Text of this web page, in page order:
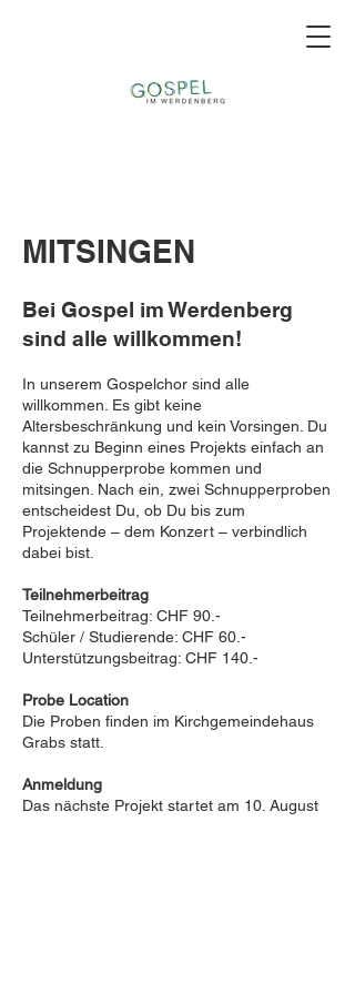
MITSINGEN
Bei Gospel im Werdenberg
sind alle willkommen!
In unserem Gospelchor sind alle
willkommen. Es gibt keine
Altersbeschränkung und kein Vorsingen. Du
kannst zu Beginn eines Projekts einfach an
die Schnupperprobe kommen und
mitsingen. Nach ein, zwei Schnupperproben
entscheidest Du, ob Du bis zum
Projektende – dem Konzert – verbindlich
dabei bist.
Teilnehmerbeitrag
Teilnehmerbeitrag: CHF 90.-
Schüler / Studierende: CHF 60.-
Unterstützungsbeitrag: CHF 140.-
Probe Location
Die Proben finden im Kirchgemeindehaus
Grabs statt.
Anmeldung
Das nächste Projekt startet am 10. August